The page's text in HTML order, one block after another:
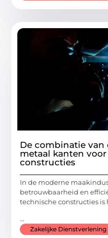
De combinatie van
metaal kanten
constructies
In de moderne
betrouwbaarheid en
technische constructies is
...
Zakelijke Dienstverlening